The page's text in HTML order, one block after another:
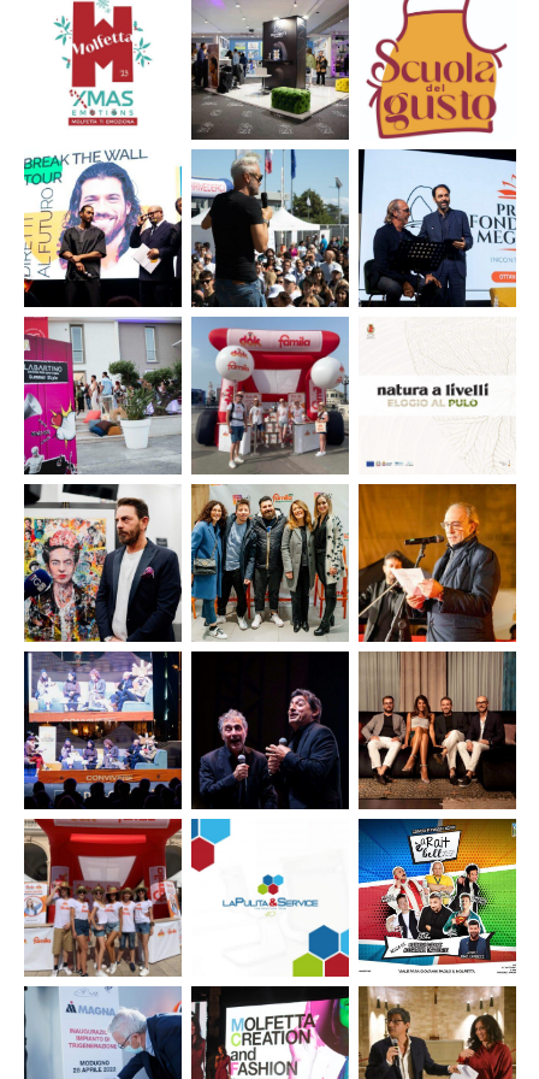
Mobilturi –
supporto
organizzazione
meeting
nazionale
Inaugurazione
Parco Famila
Manduria
Organizzazione
Convention
Megamark
“Innovare,
Valorizzare,
Eccellere”
Comunicazione
e social media
management
per Molfetta
XMas Emotions
2023
Stand e
comunicazione
per Salvo
Binetti
Parrucchieri a
Promessi Sposi
2023
Comunicazione
ed
organizzazione
corsi per Scuola
del Gusto
Evento
Fondazione
Megamark
– “Una
Bella
Serata 9”
Evento
“Family
Day” – 25
anni
Magna
Modugno
Premio
Letterario
“Fondazione
Megamark”
edizione
Evento
Labartino
“APERI-
design”
#3
Attività
stand
Supermercati
Dok e Famila
Battiti Live
2023
Organizzazione
e direzione
artistica
“Natura a
livelli”
Progetto
Exhibit per
Salvo
Binetti
con i Volti
IGnoti –
Famila
Amata
Terra Mia
Evento
Premio
Letterario
“Fondazione
Megamark”
-7^ ediz.
Fondazione
Megamark
– “Una
Serata 8”
Evento
Labartino
“APERI-
design” –
#2
Attività
stand
Supermercati
Evento 40
anni La
Pulita &
Evento “A
Rait è bell”